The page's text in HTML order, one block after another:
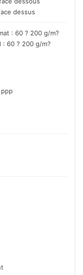
dessus
: 60 ? 200 g/m?
: 60 ? 200 g/m?
ppp